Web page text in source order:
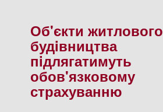
Об'єкти житлового
будiвництва
пiдлягатимуть
обов'язковому
страхуванню